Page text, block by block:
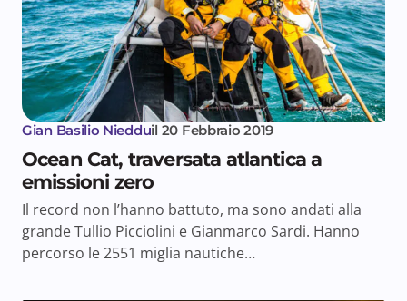
Gian Basilio Niedduil 20 Febbraio 2019
Ocean Cat, traversata atlantica a
emissioni zero
Il record non l’hanno battuto, ma sono andati alla
grande Tullio Picciolini e Gianmarco Sardi. Hanno
percorso le 2551 miglia nautiche…